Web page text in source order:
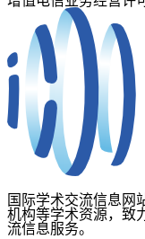
国际学术交流信息网
机构等学术资源，致
流信息服务。